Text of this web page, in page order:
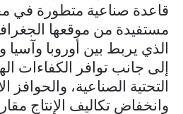
قاعدة صناعية متطورة في
مستفيدة من موقعها
الذي يربط بين أوروبا
إلى جانب توافر الكفاءات
التحتية الصناعية، والحوافز
وانخفاض تكاليف الإنتاج